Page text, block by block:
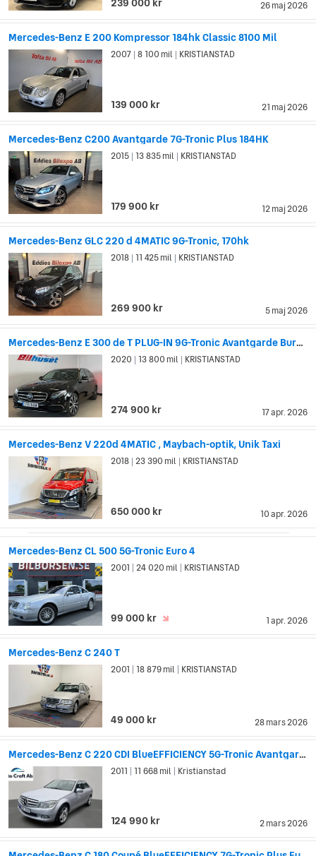
26 maj 2026
239 000 kr
Mercedes-Benz E 200 Kompressor 184hk Classic 8100 Mil
21 maj 2026
2007 8 100 mil KRISTIANSTAD
139 000 kr
Mercedes-Benz C200 Avantgarde 7G-Tronic Plus 184HK
12 maj 2026
2015 13 835 mil KRISTIANSTAD
179 900 kr
Mercedes-Benz GLC 220 d 4MATIC 9G-Tronic, 170hk
5 maj 2026
2018 11 425 mil KRISTIANSTAD
269 900 kr
Mercedes-Benz E 300 de T PLUG-IN 9G-Tronic Avantgarde Burmester
17 apr. 2026
2020 13 800 mil KRISTIANSTAD
274 900 kr
Mercedes-Benz V 220d 4MATIC , Maybach-optik, Unik Taxi
10 apr. 2026
2018 23 390 mil KRISTIANSTAD
650 000 kr
Mercedes-Benz CL 500 5G-Tronic Euro 4
1 apr. 2026
2001 24 020 mil KRISTIANSTAD
99 000 kr
Mercedes-Benz C 240 T
28 mars 2026
2001 18 879 mil KRISTIANSTAD
49 000 kr
Mercedes-Benz C 220 CDI BlueEFFICIENCY 5G-Tronic Avantgarde Euro 5
2 mars 2026
2011 11 668 mil Kristianstad
124 990 kr